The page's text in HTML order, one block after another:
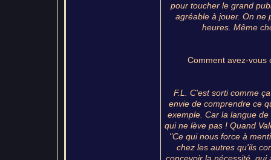
pour toucher le grand
agréable à jouer. On ne
heures. Même
Comment avez-vous
F.L. C'est sorti comme
envie de comprendre ce
exemple. Car la langue
qui ne lève pas ! Quand
"Ce qui nous force à
chez les autres qu'ils